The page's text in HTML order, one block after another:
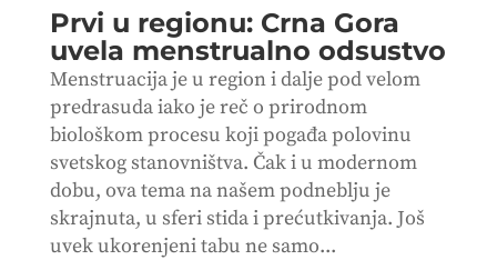
Prvi u regionu: Crna Gora
uvela menstrualno odsustvo
Menstruacija je u region i dalje pod velom
predrasuda iako je reč o prirodnom
biološkom procesu koji pogađa polovinu
svetskog stanovništva. Čak i u modernom
dobu, ova tema na našem podneblju je
skrajnuta, u sferi stida i prećutkivanja. Još
uvek ukorenjeni tabu ne samo...